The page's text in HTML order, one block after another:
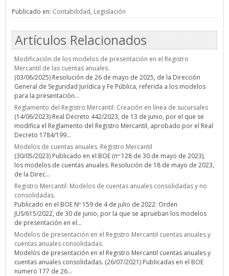
Publicado en: Contabilidad, Legislación
Artículos Relacionados
Modificación de los modelos de presentación en el Registro
Mercantil de las cuentas anuales.
(03/06/2025) Resolución de 26 de mayo de 2025, de la Dirección
General de Seguridad Jurídica y Fe Pública, referida a los modelos
para la presentación...
Reglamento del Registro Mercantil: Creación en línea de sucursales
(14/06/2023) Real Decreto 442/2023, de 13 de junio, por el que se
modifica el Reglamento del Registro Mercantil, aprobado por el Real
Decreto 1784/199...
Modelos de cuentas anuales. Registro Mercantil
(30/05/2023) Publicado en el BOE (nº 128 de 30 de mayo de 2023),
los modelos de cuentas anuales. Resolución de 18 de mayo de 2023,
de la Direc...
Registro Mercantil: Modelos de cuentas anuales consolidadas y no
consolidadas.
Publicado en el BOE Nº 159 de 4 de julio de 2022: Orden
JUS/615/2022, de 30 de junio, por la que se aprueban los modelos
de presentación en el...
Modelos de presentación en el Registro Mercantil cuentas anuales y
cuentas anuales consolidadas.
Modelos de presentación en el Registro Mercantil cuentas anuales y
cuentas anuales consolidadas. (26/07/2021) Publicadas en el BOE
numero 177 de 26...